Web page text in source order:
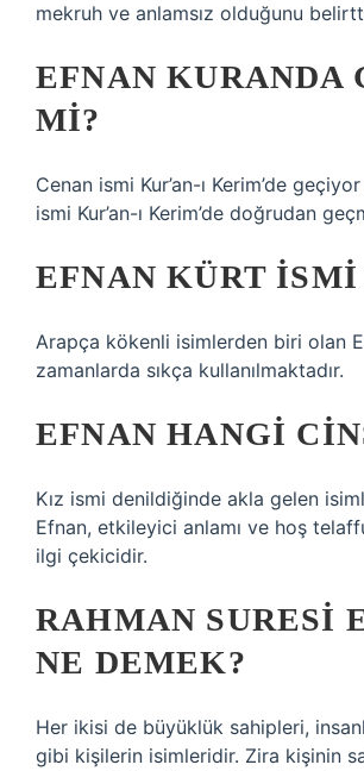
mekruh ve anlamsız olduğunu
EFNAN KURANDA
MI?
Cenan ismi Kur’an-ı Kerim’de
ismi Kur’an-ı Kerim’de doğrudan
EFNAN KÜRT
Arapça kökenli isimlerden biri olan
zamanlarda sıkça kullanılmaktadır.
EFNAN HANGI
Kız ismi denildiğinde akla gelen
Efnan, etkileyici anlamı ve hoş
ilgi çekicidir.
RAHMAN SURESI
NE DEMEK?
Her ikisi de büyüklük sahipleri,
gibi kişilerin isimleridir. Zira kişinin